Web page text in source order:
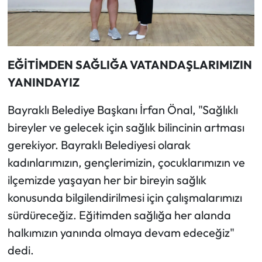
EĞİTİMDEN SAĞLIĞA VATANDAŞLARIMIZIN
YANINDAYIZ
Bayraklı Belediye Başkanı İrfan Önal, "Sağlıklı
bireyler ve gelecek için sağlık bilincinin artması
gerekiyor. Bayraklı Belediyesi olarak
kadınlarımızın, gençlerimizin, çocuklarımızın ve
ilçemizde yaşayan her bir bireyin sağlık
konusunda bilgilendirilmesi için çalışmalarımızı
sürdüreceğiz. Eğitimden sağlığa her alanda
halkımızın yanında olmaya devam edeceğiz"
dedi.